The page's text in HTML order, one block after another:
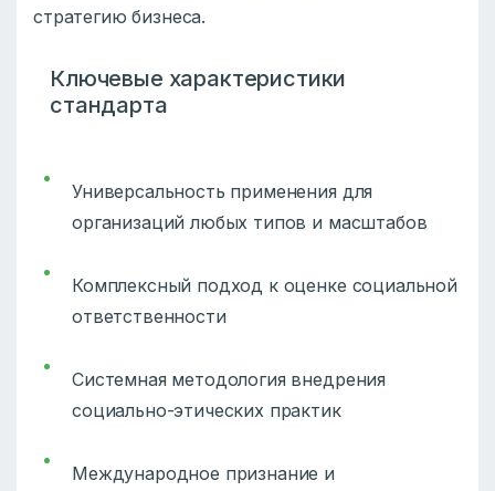
стратегию бизнеса.
Ключевые характеристики
стандарта
Универсальность применения для
организаций любых типов и масштабов
Комплексный подход к оценке социальной
ответственности
Системная методология внедрения
социально-этических практик
Международное признание и